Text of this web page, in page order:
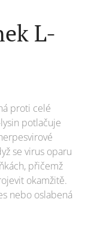
L-
proti celé
potlačuje
se virus oparu
přičemž
okamžitě.
nebo oslabená